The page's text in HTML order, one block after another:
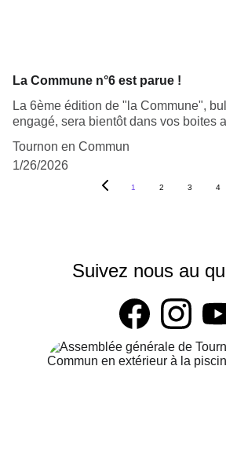
La Commune n°6 est parue !
La 6ème édition de "la Commune",
engagé, sera bientôt dans vos boites
Tournon en Commun
1/26/2026
1 2 3 4
Suivez nous au